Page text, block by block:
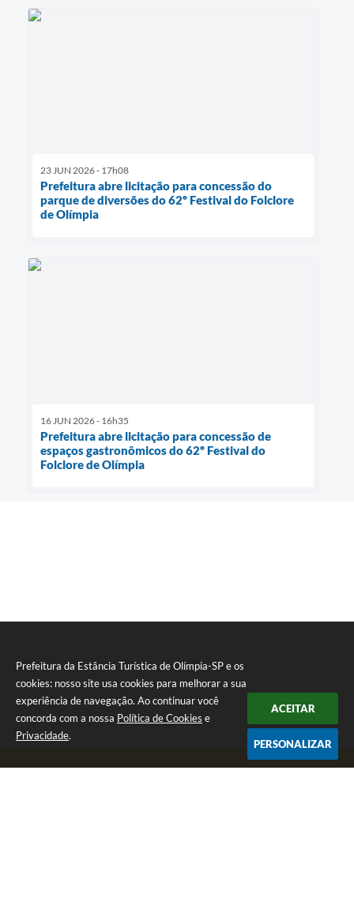
Prefeitura da Estância Turística de Olímpia-SP e os
cookies: nosso site usa cookies para melhorar a sua
experiência de navegação. Ao continuar você
concorda com a nossa Política de Cookies e
Privacidade.
ACEITAR
PERSONALIZAR
23 JUN 2026 - 17h08
Prefeitura abre licitação para concessão do
parque de diversões do 62º Festival do Folclore
de Olímpia
16 JUN 2026 - 16h35
Prefeitura abre licitação para concessão de
espaços gastronômicos do 62º Festival do
Folclore de Olímpia